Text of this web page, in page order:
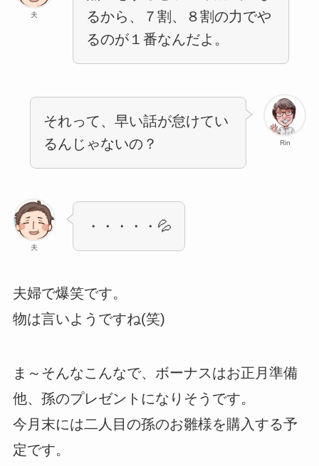
夫
るから、７割、８割の力でや
るのが１番なんだよ。
Rin
それって、早い話が怠けてい
るんじゃないの？
夫
・・・・・💦
夫婦で爆笑です。
物は言いようですね(笑)
ま～そんなこんなで、ボーナスはお正月準備
他、孫のプレゼントになりそうです。
今月末には二人目の孫のお雛様を購入する予
定です。